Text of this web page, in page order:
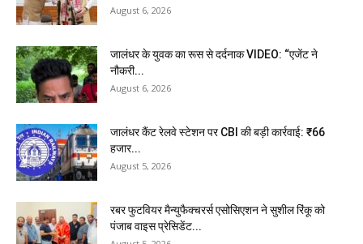
August 6, 2026
जालंधर के युवक का रूस से दर्दनाक VIDEO: “एजेंट ने
नौकरी...
August 6, 2026
जालंधर कैंट रेलवे स्टेशन पर CBI की बड़ी कार्रवाई: ₹66
हजार...
August 5, 2026
रबर फुटवियर मैन्युफैक्चरर्स एसोसिएशन ने सुशील रिंकू को
पंजाब वाइस प्रेसिडेंट...